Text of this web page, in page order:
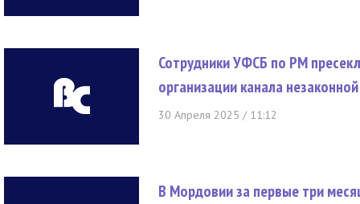
Сотрудники УФСБ по РМ
организации канала
30 Апреля 2025 / 11:12
В Мордовии за первые три